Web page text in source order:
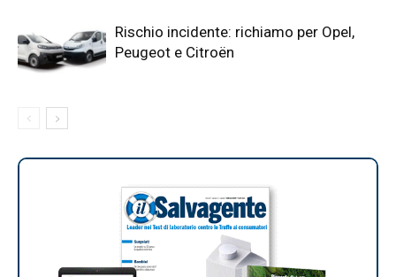
Rischio incidente: richiamo per Opel,
Peugeot e Citroën